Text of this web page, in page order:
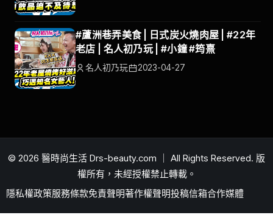
#蘆洲巷弄美食 | 日式炭火燒肉屋 | #22年
老店 | 名人初乃玩 | #小鐘 #筠熹
名人初乃玩 2023-04-27
© 2026 醫時尚生活 Drs-beauty.com ｜ All Rights Reserved. 版
權所有，未經授權禁止轉載。
隱私權政策服務條款免責聲明著作權聲明投稿信箱合作媒體